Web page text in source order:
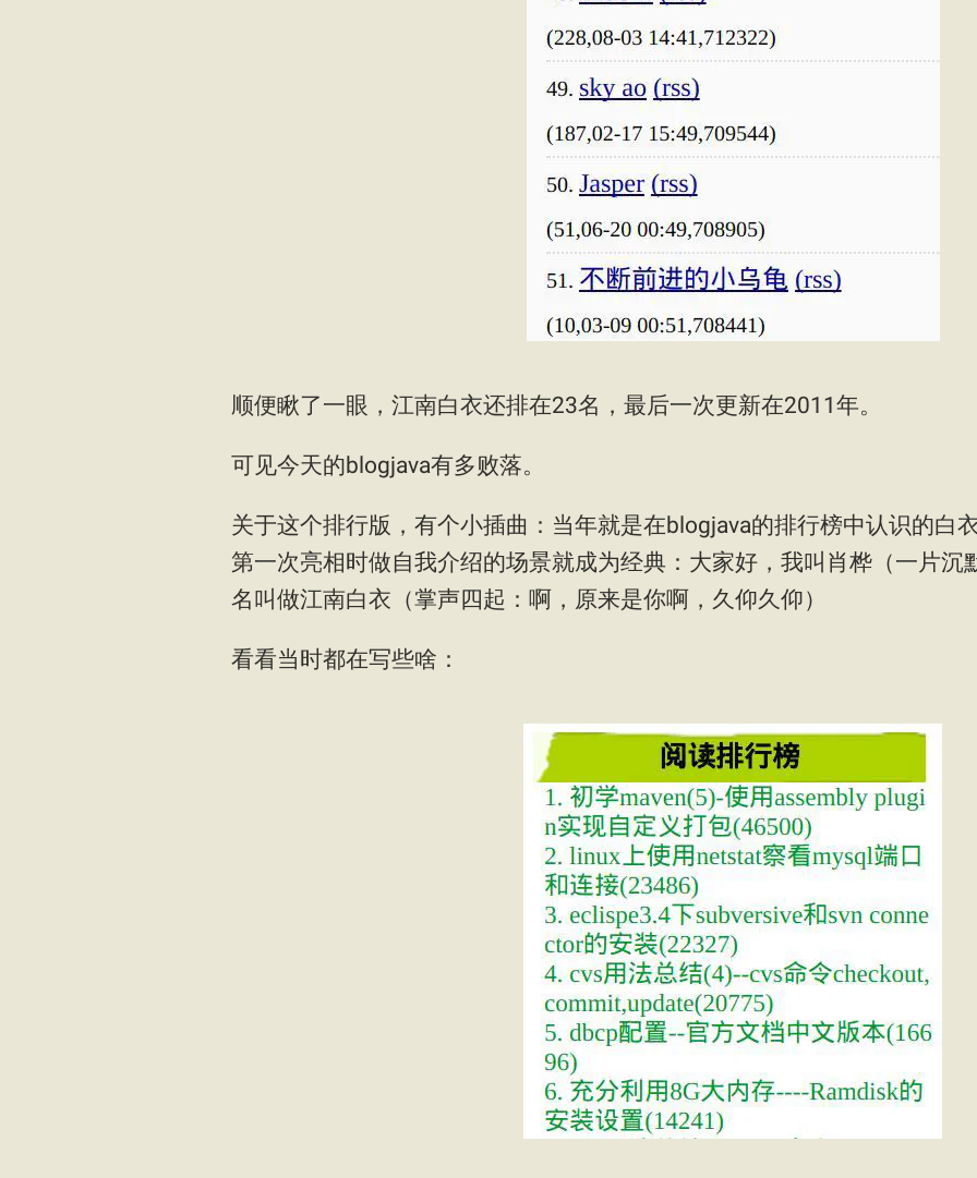
顺便瞅了一眼，江南白衣还排在23名，最后一次更新在2011年。
可见今天的blogjava有多败落。
关于这个排行版，有个小插曲：当年就是在blogjava的排行榜中认识的白
第一次亮相时做自我介绍的场景就成为经典：大家好，我叫肖桦（一片沉
名叫做江南白衣（掌声四起：啊，原来是你啊，久仰久仰）
看看当时都在写些啥：